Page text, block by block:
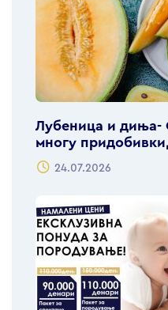
Лубеница и диња-
многу
24.07.2026